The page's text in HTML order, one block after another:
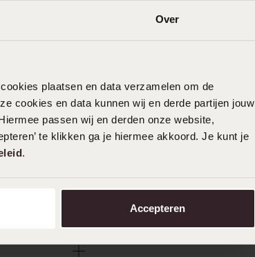
Over
plaatsen en data verzamelen om de
cookies en data kunnen wij en derde partijen jouw
passen wij en derden onze website,
te klikken ga je hiermee akkoord. Je kunt je
.
Accepteren